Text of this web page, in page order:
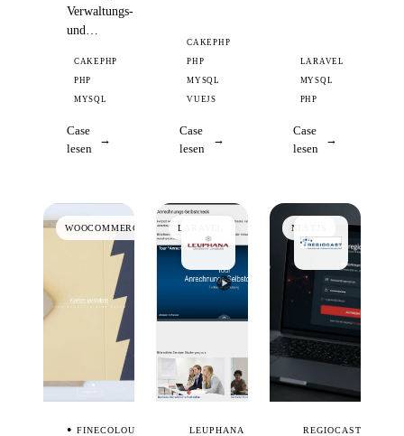
Verwaltungs-
und…
CAKEPHP
PHP
MYSQL
Case
lesen
CAKEPHP
PHP
MYSQL
VUEJS
Case
lesen
LARAVEL
MYSQL
PHP
Case
lesen
WOOCOMMERCE
FINECOLOURS
LARAVEL
LEUPHANA
NESTJS
REGIOCAST